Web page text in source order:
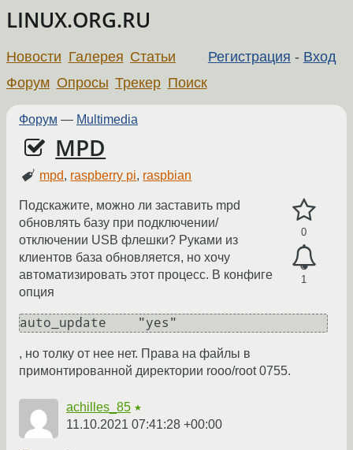
LINUX.ORG.RU
Регистрация - Вход
Новости Галерея Статьи
Форум Опросы Трекер Поиск
Форум — Multimedia
MPD
mpd, raspberry pi, raspbian
0
1
Подскажите, можно ли заставить mpd
обновлять базу при подключении/
отключении USB флешки? Руками из
клиентов база обновляется, но хочу
автоматизировать этот процесс. В конфиге
опция
auto_update    "yes"
, но толку от нее нет. Права на файлы в
примонтированной директории rooo/root 0755.
achilles_85 ★
11.10.2021 07:41:28 +00:00